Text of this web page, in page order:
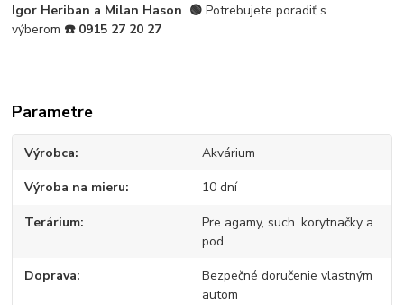
Igor Heriban a Milan Hason 🟢Potrebujete poradiť s
výberom ☎️ 0915 27 20 27
Parametre
Výrobca Akvárium
Výroba na mieru 10 dní
Terárium
Pre agamy, such. korytnačky a
pod
Doprava
Bezpečné doručenie vlastným
autom